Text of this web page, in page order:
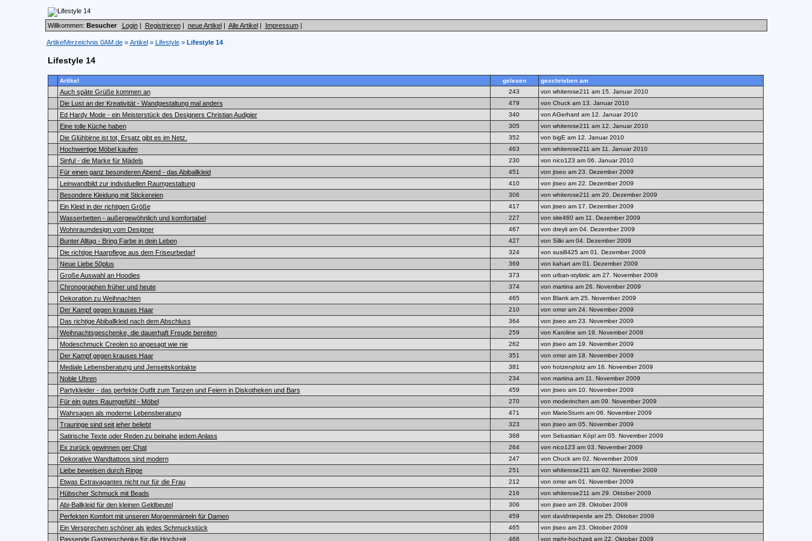
Willkommen: Besucher Login| Registrieren| neue Artikel| Alle Artikel| Impressum|
ArtikelVerzeichnis 0AM.de» Artikel» Lifestyle» Lifestyle 14
Lifestyle 14
Artikel gelesen geschrieben am
Auch späte Grüße kommen an 243 von whiterose211 am 15. Januar 2010
Die Lust an der Kreativität - Wandgestaltung mal anders 479 von Chuck am 13. Januar 2010
Ed Hardy Mode - ein Meisterstück des Designers Christian Audigier 340 von AGerhard am 12. Januar 2010
Eine tolle Küche haben 305 von whiterose211 am 12. Januar 2010
Die Glühbirne ist tot, Ersatz gibt es im Netz. 352 von bigE am 12. Januar 2010
Hochwertige Möbel kaufen 463 von whiterose211 am 11. Januar 2010
Sinful - die Marke für Mädels 230 von nico123 am 06. Januar 2010
Für einen ganz besonderen Abend - das Abiballkleid 451 von jtseo am 23. Dezember 2009
Leinwandbild zur individuellen Raumgestaltung 410 von jtseo am 22. Dezember 2009
Besondere Kleidung mit Stickereien 306 von whiterose211 am 20. Dezember 2009
Ein Kleid in der richtigen Größe 417 von jtseo am 17. Dezember 2009
Wasserbetten - außergewöhnlich und komfortabel 227 von site460 am 11. Dezember 2009
Wohnraumdesign vom Designer 467 von dreyli am 04. Dezember 2009
Bunter Alltag - Bring Farbe in dein Leben 427 von Silki am 04. Dezember 2009
Die richtige Haarpflege aus dem Friseurbedarf 324 von susi8425 am 01. Dezember 2009
Neue Liebe 50plus 369 von kahart am 01. Dezember 2009
Große Auswahl an Hoodies 373 von urban-stylistic am 27. November 2009
Chronographen früher und heute 374 von martina am 26. November 2009
Dekoration zu Weihnachten 465 von Blank am 25. November 2009
Der Kampf gegen krauses Haar 210 von omsr am 24. November 2009
Das richtige Abiballkleid nach dem Abschluss 364 von jtseo am 23. November 2009
Weihnachtsgeschenke, die dauerhaft Freude bereiten 259 von Karoline am 19. November 2009
Modeschmuck Creolen so angesagt wie nie 262 von jtseo am 19. November 2009
Der Kampf gegen krauses Haar 351 von omsr am 18. November 2009
Mediale Lebensberatung und Jenseitskontakte 381 von hotzenplotz am 16. November 2009
Noble Uhren 234 von martina am 11. November 2009
Partykleider - das perfekte Outfit zum Tanzen und Feiern in Diskotheken und Bars 459 von jtseo am 10. November 2009
Für ein gutes Raumgefühl - Möbel 270 von moderinchen am 09. November 2009
Wahrsagen als moderne Lebensberatung 471 von MarioSturm am 06. November 2009
Trauringe sind seit jeher beliebt 323 von jtseo am 05. November 2009
Satirische Texte oder Reden zu beinahe jedem Anlass 368 von Sebastian Köpl am 05. November 2009
Ex zurück gewinnen per Chat 264 von nico123 am 03. November 2009
Dekorative Wandtattoos sind modern 247 von Chuck am 02. November 2009
Liebe beweisen durch Ringe 251 von whiterose211 am 02. November 2009
Etwas Extravagantes nicht nur für die Frau 212 von omsr am 01. November 2009
Hübscher Schmuck mit Beads 216 von whiterose211 am 29. Oktober 2009
Abi-Ballkleid für den kleinen Geldbeutel 306 von jtseo am 28. Oktober 2009
Perfekten Komfort mit unseren Morgenmänteln für Damen 459 von davidnieperde am 25. Oktober 2009
Ein Versprechen schöner als jedes Schmuckstück 465 von jtseo am 23. Oktober 2009
Passende Gastgeschenke für die Hochzeit 468 von mehr-hochzeit am 22. Oktober 2009